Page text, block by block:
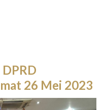
26 Mei 2023